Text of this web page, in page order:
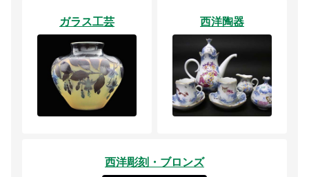
ガラス工芸 西洋陶器
西洋彫刻・ブロンズ